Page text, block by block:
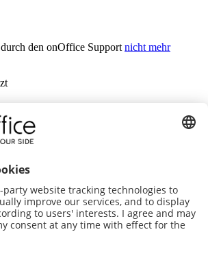
den onOffice Support nicht mehr
nach Versicherungswert
memotoo
weitere Informationen